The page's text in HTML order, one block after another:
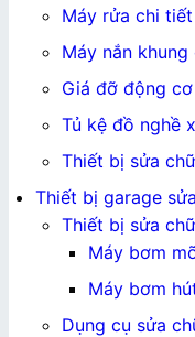
Máy rửa chi tiết
Máy nắn
Giá đỡ động
Tủ kệ đồ nghề
Thiết bị sửa
Thiết bị garage
Thiết bị sửa
Máy bơm
Máy bơm
Dụng cụ sửa